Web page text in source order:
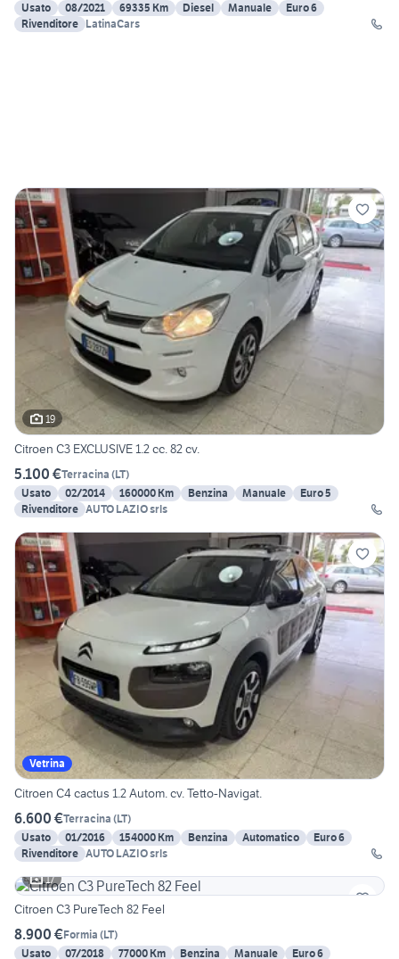
Usato
08/2021 69335 Km Diesel Manuale
Euro 6
Rivenditore LatinaCars
19
Citroen C3 EXCLUSIVE 1.2 cc. 82 cv.
5.100 €Terracina (LT)
Usato
02/2014 160000 Km Benzina Manuale
Euro 5
Rivenditore AUTO LAZIO srls
Vetrina
Citroen C4 cactus 1.2 Autom. cv. Tetto-Navigat.
6.600 €Terracina (LT)
Usato
01/2016 154000 Km Benzina Automatico
Euro 6
Rivenditore AUTO LAZIO srls
17
Citroen C3 PureTech 82 Feel
8.900 €Formia (LT)
Usato
07/2018 77000 Km Benzina Manuale Euro 6